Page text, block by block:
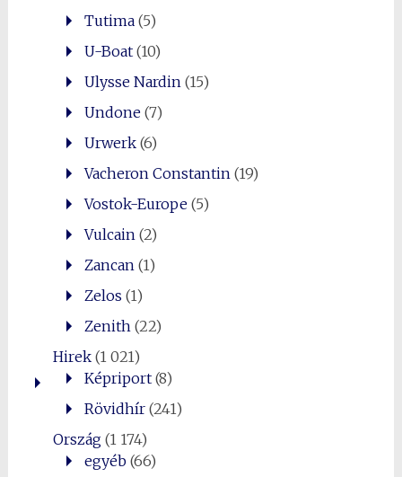
Tutima(5)
U-Boat(10)
Ulysse Nardin (15)
Undone(7)
Urwerk(6)
Vacheron Constantin (19)
Vostok-Europe(5)
Vulcain (2)
Zancan (1)
Zelos (1)
Zenith (22)
Hirek(1 021)
Képriport(8)
Rövidhír(241)
Ország(1 174)
egyéb(66)